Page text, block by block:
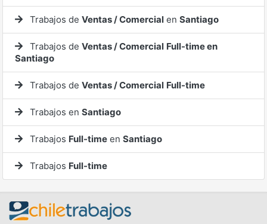
Trabajos de Ventas / Comercial en Santiago
Trabajos de Ventas / Comercial Full-time en
Santiago
Trabajos de Ventas / Comercial Full-time
Trabajos en Santiago
Trabajos Full-time en Santiago
Trabajos Full-time